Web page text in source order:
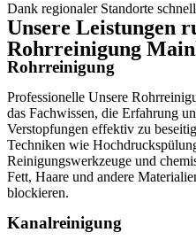
Dank regionaler Standorte
Unsere Leistungen
Rohrreinigung
Rohrreinigung
Professionelle Unsere
das Fachwissen, die Erfahrung
Verstopfungen effektiv zu
Techniken wie
Reinigungswerkzeuge und
Fett, Haare und andere
blockieren.
Kanalreinigung